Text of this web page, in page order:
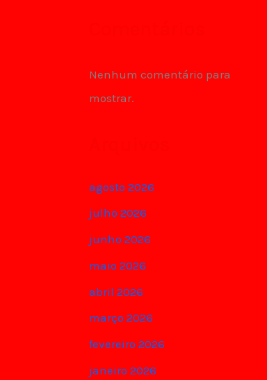
Nenhum comentário para
mostrar.
agosto 2026
julho 2026
junho 2026
maio 2026
abril 2026
março 2026
fevereiro 2026
janeiro 2026